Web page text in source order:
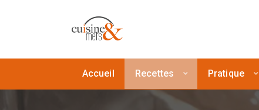
Accueil Recettes Pratique